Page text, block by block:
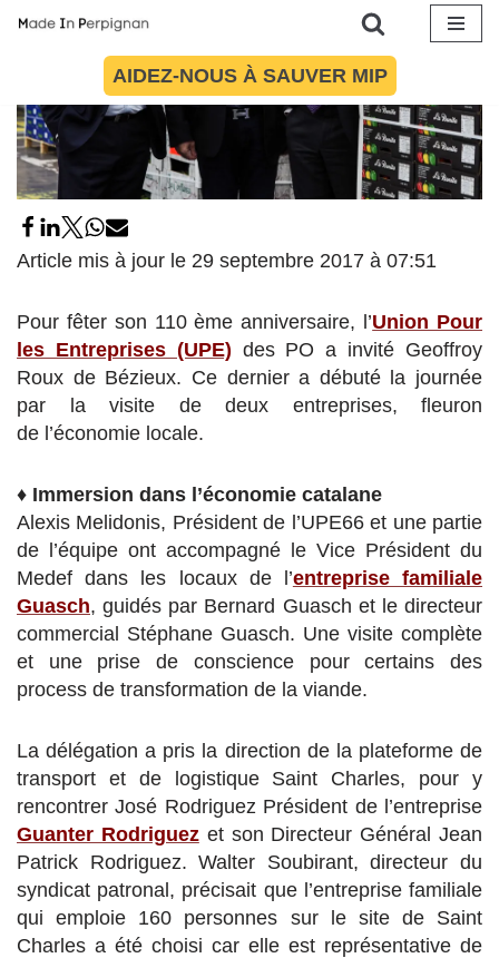
contenu
AIDEZ-NOUS À SAUVER MIP
Article mis à jour le 29 septembre 2017 à 07:51
Pour fêter son 110 ème anniversaire, l’Union Pour
les Entreprises (UPE) des PO a invité Geoffroy
Roux de Bézieux. Ce dernier a débuté la journée
par la visite de deux entreprises, fleuron
de l’économie locale.
♦ Immersion dans l’économie catalane
Alexis Melidonis, Président de l’UPE66 et une partie
de l’équipe ont accompagné le Vice Président du
Medef dans les locaux de l’entreprise familiale
Guasch, guidés par Bernard Guasch et le directeur
commercial Stéphane Guasch. Une visite complète
et une prise de conscience pour certains des
process de transformation de la viande.
La délégation a pris la direction de la plateforme de
transport et de logistique Saint Charles, pour y
rencontrer José Rodriguez Président de l’entreprise
Guanter Rodriguezet son Directeur Général Jean
Patrick Rodriguez. Walter Soubirant, directeur du
syndicat patronal, précisait que l’entreprise familiale
qui emploie 160 personnes sur le site de Saint
Charles a été choisi car elle est représentative de